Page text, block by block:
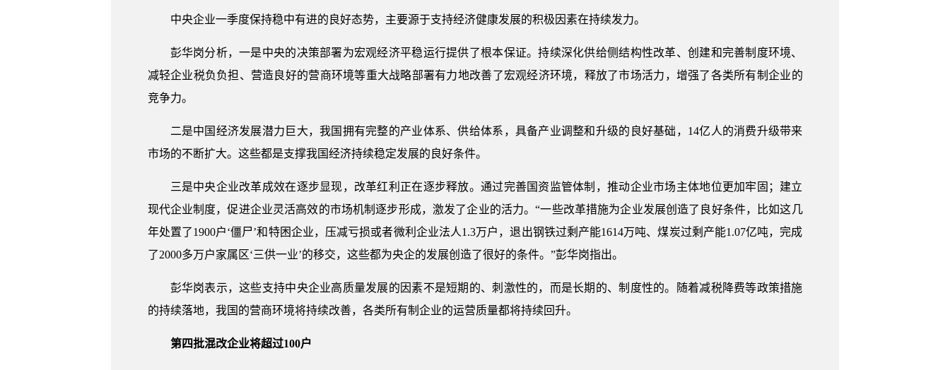
中央企业一季度保持稳中有进的良好态势，主要源于支持经济健康发展的积极因素在持续发力。
彭华岗分析，一是中央的决策部署为宏观经济平稳运行提供了根本保证。持续深化供给侧结构性改革、创建和完善制度环境、
减轻企业税负负担、营造良好的营商环境等重大战略部署有力地改善了宏观经济环境，释放了市场活力，增强了各类所有制企业的
竞争力。
二是中国经济发展潜力巨大，我国拥有完整的产业体系、供给体系，具备产业调整和升级的良好基础，14亿人的消费升级带来
市场的不断扩大。这些都是支撑我国经济持续稳定发展的良好条件。
三是中央企业改革成效在逐步显现，改革红利正在逐步释放。通过完善国资监管体制，推动企业市场主体地位更加牢固；建立
现代企业制度，促进企业灵活高效的市场机制逐步形成，激发了企业的活力。“一些改革措施为企业发展创造了良好条件，比如这几
年处置了1900户‘僵尸’和特困企业，压减亏损或者微利企业法人1.3万户，退出钢铁过剩产能1614万吨、煤炭过剩产能1.07亿吨，完成
了2000多万户家属区‘三供一业’的移交，这些都为央企的发展创造了很好的条件。”彭华岗指出。
彭华岗表示，这些支持中央企业高质量发展的因素不是短期的、刺激性的，而是长期的、制度性的。随着减税降费等政策措施
的持续落地，我国的营商环境将持续改善，各类所有制企业的运营质量都将持续回升。
第四批混改企业将超过100户